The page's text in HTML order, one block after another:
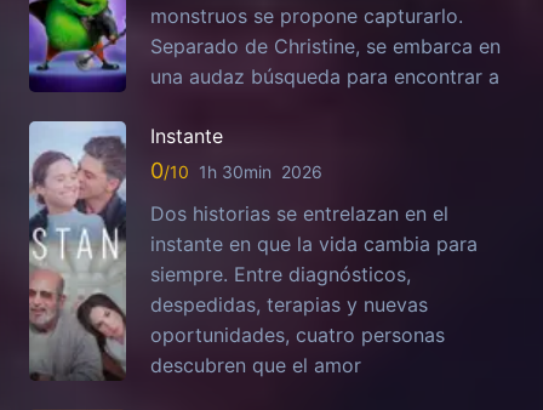
monstruos se propone capturarlo.
Separado de Christine, se embarca en
una audaz búsqueda para encontrar a
Instante
0 1h 30min 2026
Dos historias se entrelazan en el
instante en que la vida cambia para
siempre. Entre diagnósticos,
despedidas, terapias y nuevas
oportunidades, cuatro personas
descubren que el amor